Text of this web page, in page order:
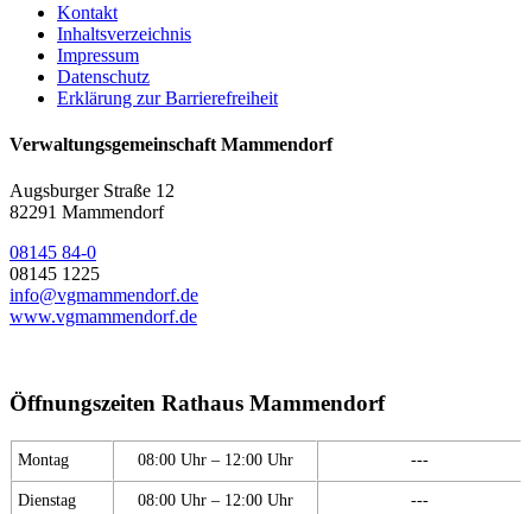
Kontakt
Inhaltsverzeichnis
Impressum
Datenschutz
Erklärung zur Barrierefreiheit
Verwaltungsgemeinschaft Mammendorf
Augsburger Straße 12
82291 Mammendorf
08145 84-0
08145 1225
info@vgmammendorf.de
www.vgmammendorf.de
Öffnungszeiten Rathaus Mammendorf
Montag 08:00 Uhr – 12:00 Uhr ---
Dienstag 08:00 Uhr – 12:00 Uhr ---